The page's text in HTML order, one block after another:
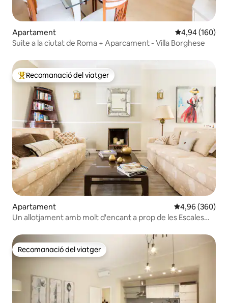
Apartament 4,94 de
4,94 (160)
Suite a la ciutat de Roma + Aparcament - Villa Borghese
Principals recomanacions dels viatgers
Recomanació del viatger
Apartament 4,96 de
4,96 (360)
Un allotjament amb molt d'encant a prop de les Escales
Recomanació del viatger
Recomanació del viatger